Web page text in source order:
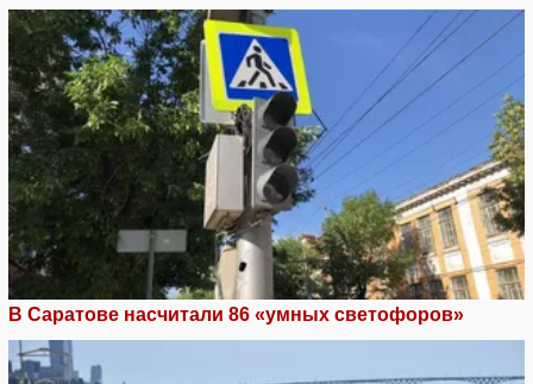
В Саратове насчитали 86 «умных светофоров»